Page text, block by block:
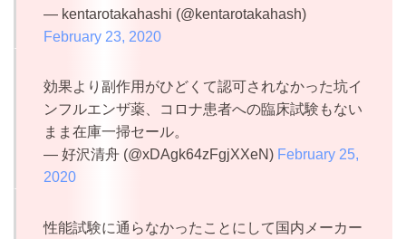
— kentarotakahashi (@kentarotakahash)
February 23, 2020
効果より副作用がひどくて認可されなかった坑イ
ンフルエンザ薬、コロナ患者への臨床試験もない
まま在庫一掃セール。
— 好沢清舟 (@xDAgk64zFgjXXeN) February 25,
2020
性能試験に通らなかったことにして国内メーカー